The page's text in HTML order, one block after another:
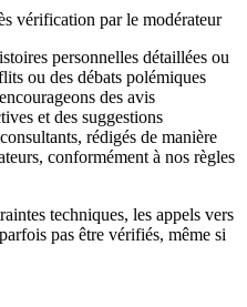
vérification par le modérateur
personnelles détaillées ou
ou des débats polémiques
des avis
et des suggestions
rédigés de manière
conformément à nos règles
techniques, les appels vers
pas être vérifiés, même si